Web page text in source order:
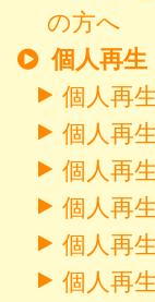
の方へ
個人再生
個人再
個人再
個人再
個人再
個人再
個人再